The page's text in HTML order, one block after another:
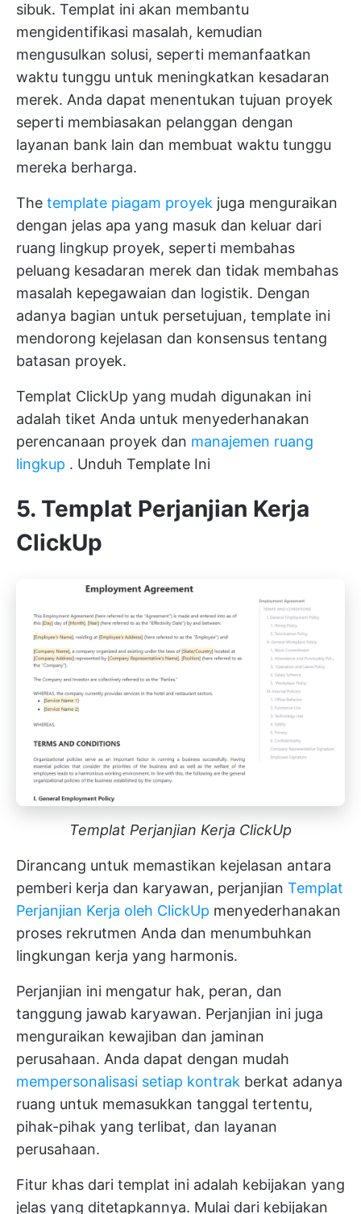
sibuk. Templat ini akan membantu
mengidentifikasi masalah, kemudian
mengusulkan solusi, seperti memanfaatkan
waktu tunggu untuk meningkatkan kesadaran
merek. Anda dapat menentukan tujuan proyek
seperti membiasakan pelanggan dengan
layanan bank lain dan membuat waktu tunggu
mereka berharga.
The template piagam proyek juga menguraikan
dengan jelas apa yang masuk dan keluar dari
ruang lingkup proyek, seperti membahas
peluang kesadaran merek dan tidak membahas
masalah kepegawaian dan logistik. Dengan
adanya bagian untuk persetujuan, template ini
mendorong kejelasan dan konsensus tentang
batasan proyek.
Templat ClickUp yang mudah digunakan ini
adalah tiket Anda untuk menyederhanakan
perencanaan proyek dan manajemen ruang
lingkup . Unduh Template Ini
5. Templat Perjanjian Kerja
ClickUp
Templat Perjanjian Kerja ClickUp
Dirancang untuk memastikan kejelasan antara
pemberi kerja dan karyawan, perjanjian Templat
Perjanjian Kerja oleh ClickUp menyederhanakan
proses rekrutmen Anda dan menumbuhkan
lingkungan kerja yang harmonis.
Perjanjian ini mengatur hak, peran, dan
tanggung jawab karyawan. Perjanjian ini juga
menguraikan kewajiban dan jaminan
perusahaan. Anda dapat dengan mudah
mempersonalisasi setiap kontrak berkat adanya
ruang untuk memasukkan tanggal tertentu,
pihak-pihak yang terlibat, dan layanan
perusahaan.
Fitur khas dari templat ini adalah kebijakan yang
jelas yang ditetapkannya. Mulai dari kebijakan